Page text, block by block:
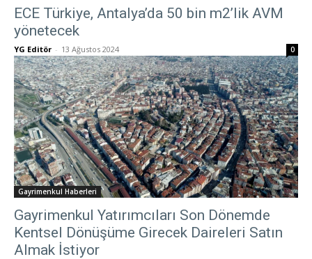
ECE Türkiye, Antalya’da 50 bin m2’lik AVM
yönetecek
YG Editör - 13 Ağustos 2024 0
Gayrimenkul Haberleri
Gayrimenkul Yatırımcıları Son Dönemde
Kentsel Dönüşüme Girecek Daireleri Satın
Almak İstiyor